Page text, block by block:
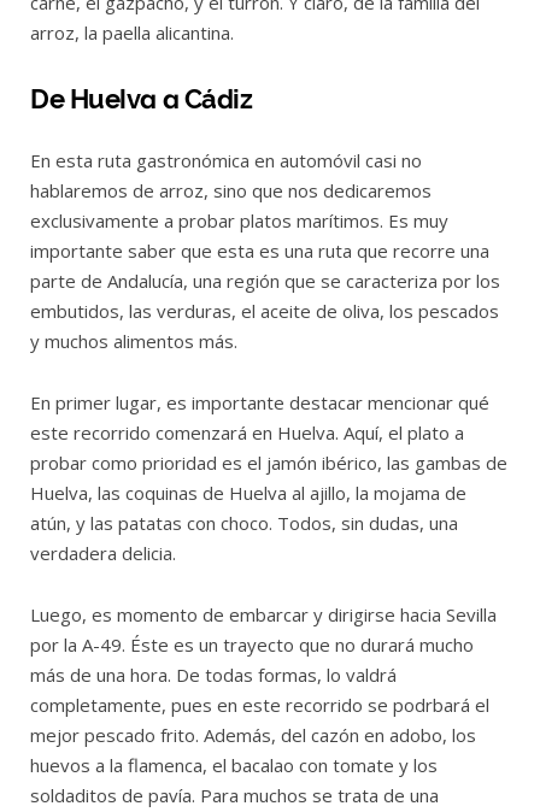
arroz, la paella alicantina.
De Huelva a Cádiz
En esta ruta gastronómica en automóvil casi no
hablaremos de arroz, sino que nos dedicaremos
exclusivamente a probar platos marítimos. Es muy
importante saber que esta es una ruta que recorre una
parte de Andalucía, una región que se caracteriza por los
embutidos, las verduras, el aceite de oliva, los pescados
y muchos alimentos más.
En primer lugar, es importante destacar mencionar qué
este recorrido comenzará en Huelva. Aquí, el plato a
probar como prioridad es el jamón ibérico, las gambas de
Huelva, las coquinas de Huelva al ajillo, la mojama de
atún, y las patatas con choco. Todos, sin dudas, una
verdadera delicia.
Luego, es momento de embarcar y dirigirse hacia Sevilla
por la A-49. Éste es un trayecto que no durará mucho
más de una hora. De todas formas, lo valdrá
completamente, pues en este recorrido se podrbará el
mejor pescado frito. Además, del cazón en adobo, los
huevos a la flamenca, el bacalao con tomate y los
soldaditos de pavía. Para muchos se trata de una